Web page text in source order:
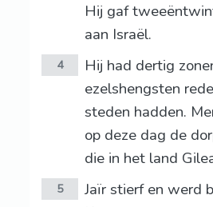
Hij gaf
aan Israël.
4
Hij had dertig
ezelshengsten
steden hadden.
op deze dag de
die in het land
5
Jaïr stierf en werd